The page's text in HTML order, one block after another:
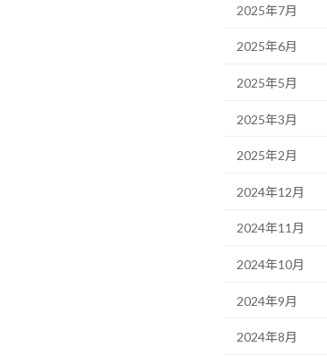
2025年7月
2025年6月
2025年5月
2025年3月
2025年2月
2024年12月
2024年11月
2024年10月
2024年9月
2024年8月